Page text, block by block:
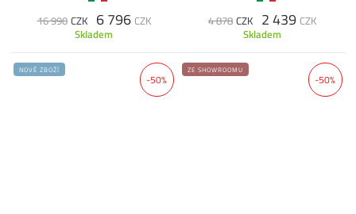
16 990 CZK 6 796 CZK
Skladem
4 878 CZK 2 439 CZK
Skladem
-50%
NOVÉ ZBOŽÍ
-50%
ZE SHOWROOMU